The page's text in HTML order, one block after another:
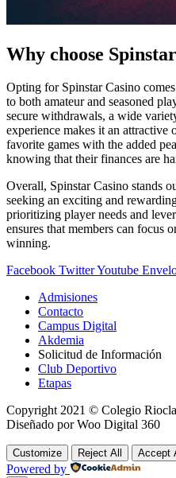
Why choose
Opting for Spinstar Casino
to both amateur and seasoned
secure withdrawals, a wide
experience makes it an attractive
favorite games with the added
knowing that their finances are
Overall, Spinstar Casino stands
seeking an exciting and
prioritizing player needs and
ensures that members can
winning.
Facebook TwitterYoutube
Admisiones
Contacto
Campus Digital
Akdemia
Solicitud de Información
Club Deportivo
Etapas
Copyright 2021 © Colegio
Diseñado por Woo Digital 360
Customize Reject All Accept
Powered by